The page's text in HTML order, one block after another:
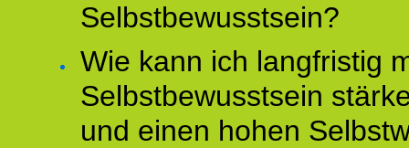
Selbstbewusstsein?
Wie kann ich langfristig
Selbstbewusstsein
und einen hohen